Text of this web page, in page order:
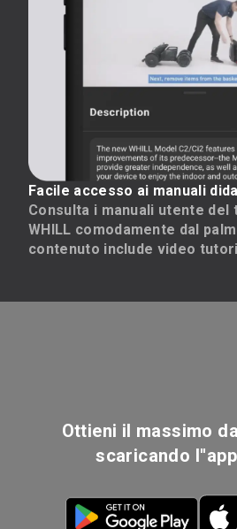
Facile accesso ai manuali
Consulta i manuali utente del
WHILL comodamente dal
contenuto include video
Ottieni il massimo
scaricando